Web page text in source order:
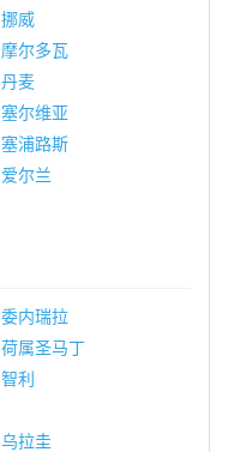
挪威
摩尔多瓦
丹麦
塞尔维亚
塞浦路斯
爱尔兰
委内瑞拉
荷属圣马丁
智利
乌拉圭